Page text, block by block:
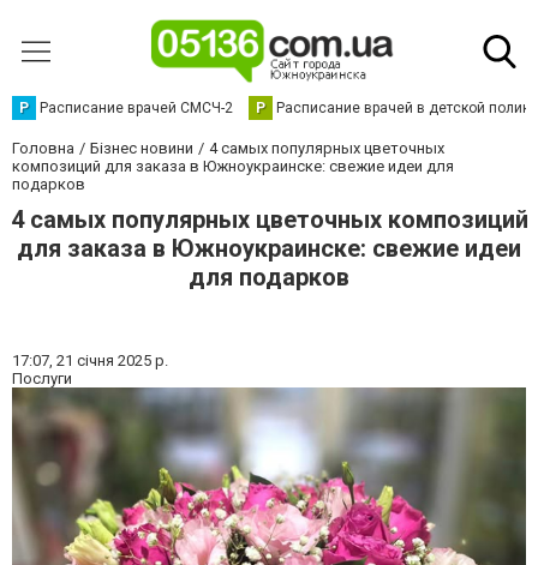
Р Расписание врачей СМСЧ-2 Р Расписание врачей в детской
Головна Бізнес новини
4 самых популярных цветочных
композиций для заказа в Южноукраинске: свежие идеи для
подарков
4 самых популярных цветочных композиций
для заказа в Южноукраинске: свежие идеи
для подарков
17:07, 21 січня 2025 р.
Послуги